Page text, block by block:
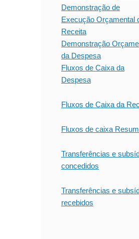
Demonstração de
Execução Orçamental
Receita
Demonstração
da Despesa
Fluxos de Caixa da
Despesa
Fluxos de Caixa da
Fluxos de caixa
Transferências e
concedidos
Transferências e
recebidos